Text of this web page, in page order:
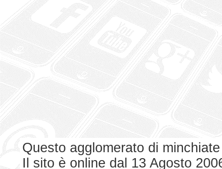
Questo agglomerato di
Il sito è online dal 13 Agosto